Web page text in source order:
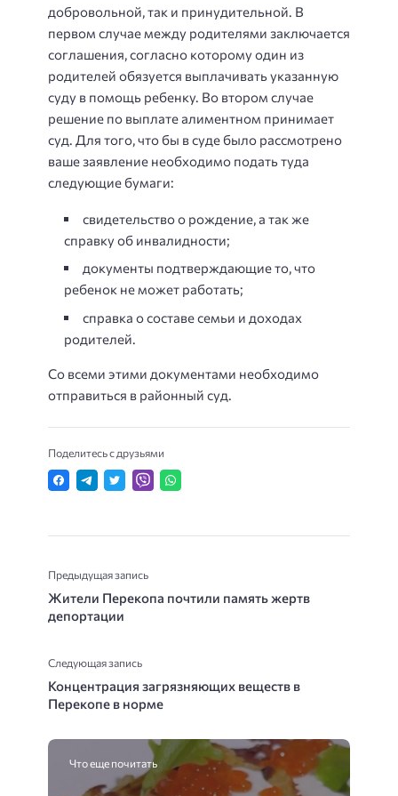
добровольной, так и принудительной. В
первом случае между родителями заключается
соглашения, согласно которому один из
родителей обязуется выплачивать указанную
суду в помощь ребенку. Во втором случае
решение по выплате алиментном принимает
суд. Для того, что бы в суде было рассмотрено
ваше заявление необходимо подать туда
следующие бумаги:
свидетельство о рождение, а так же
справку об инвалидности;
документы подтверждающие то, что
ребенок не может работать;
справка о составе семьи и доходах
родителей.
Со всеми этими документами необходимо
отправиться в районный суд.
Поделитесь с друзьями
Предыдущая запись
Жители Перекопа почтили память жертв
депортации
Следующая запись
Концентрация загрязняющих веществ в
Перекопе в норме
Что еще почитать